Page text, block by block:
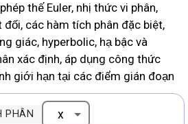
thế Euler, nhị thức vi phân,
các hàm tích phân đặc biệt,
giác, hyperbolic, hạ bậc và
xác định, áp dụng công thức
giới hạn tại các điểm gián đoạn
PHÂN